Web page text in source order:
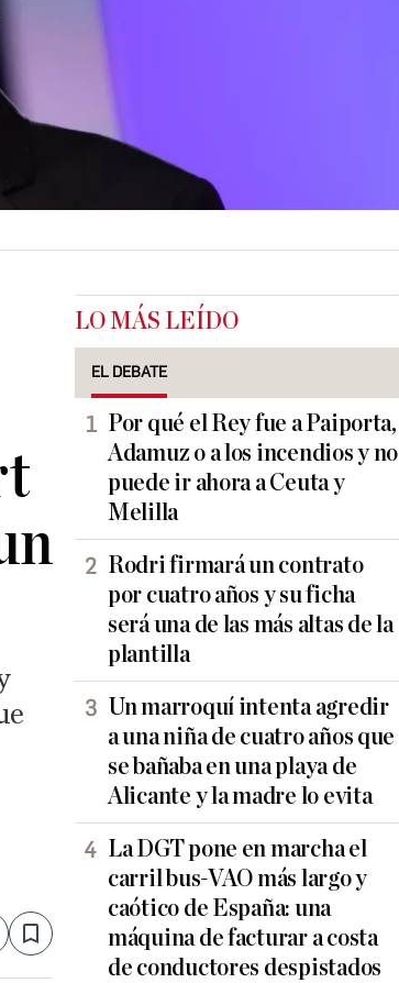
Save
LO MÁS LEÍDO
EL DEBATE
Por qué el Rey fue a Paiporta,
Adamuz o a los incendios y no
puede ir ahora a Ceuta y
Melilla
Rodri firmará un contrato
por cuatro años y su ficha
será una de las más altas de la
plantilla
Un marroquí intenta agredir
a una niña de cuatro años que
se bañaba en una playa de
Alicante y la madre lo evita
La DGT pone en marcha el
carril bus-VAO más largo y
caótico de España: una
máquina de facturar a costa
de conductores despistados